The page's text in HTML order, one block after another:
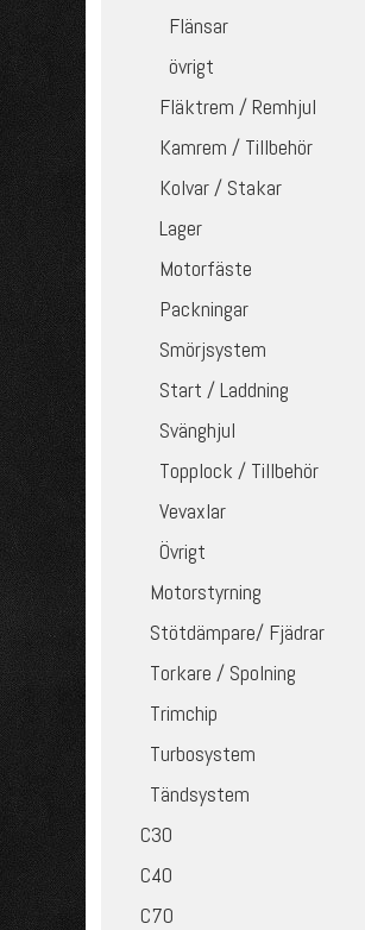
Flänsar
övrigt
Fläktrem / Remhjul
Kamrem / Tillbehör
Kolvar / Stakar
Lager
Motorfäste
Packningar
Smörjsystem
Start / Laddning
Svänghjul
Topplock / Tillbehör
Vevaxlar
Övrigt
Motorstyrning
Stötdämpare/ Fjädrar
Torkare / Spolning
Trimchip
Turbosystem
Tändsystem
C30
C40
C70